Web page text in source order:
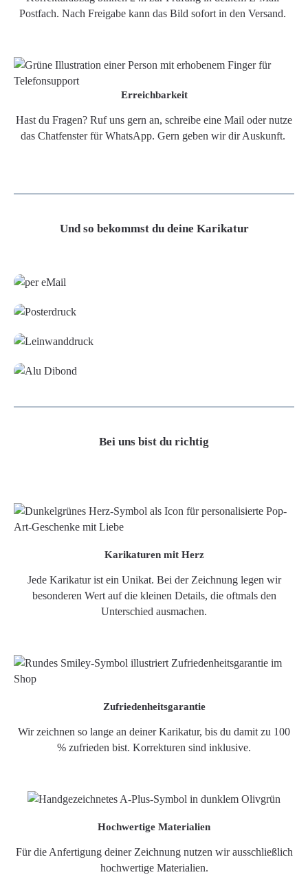
Postfach. Nach Freigabe kann das Bild sofort in den Versand.
Erreichbarkeit
Hast du Fragen? Ruf uns gern an, schreibe eine Mail oder nutze
das Chatfenster für WhatsApp. Gern geben wir dir Auskunft.
Und so bekommst du deine Karikatur
Bei uns bist du richtig
Karikaturen mit Herz
Jede Karikatur ist ein Unikat. Bei der Zeichnung legen wir
besonderen Wert auf die kleinen Details, die oftmals den
Unterschied ausmachen.
Zufriedenheitsgarantie
Wir zeichnen so lange an deiner Karikatur, bis du damit zu 100
% zufrieden bist. Korrekturen sind inklusive.
Hochwertige Materialien
Für die Anfertigung deiner Zeichnung nutzen wir ausschließlich
hochwertige Materialien.